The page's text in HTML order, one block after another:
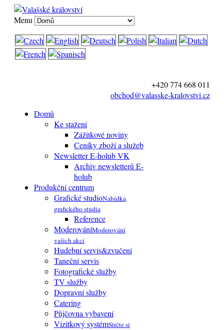
Menu
+420 774 668 011
obchod@valasske-kralovstvi.cz
Domů
Ke stažení
Zážitkové noviny
Ceníky zboží a služeb
Newsletter E-holub VK
Archiv newsletterů E-
holub
Produkční centrum
Grafické studioNabídka
grafického studia
Reference
ModerováníModerování
vašich akcí
Hudební servis&zvučení
Taneční servis
Fotografické služby
TV služby
Dopravní služby
Catering
Půjčovna vybavení
Vizitkový systémStrčte si